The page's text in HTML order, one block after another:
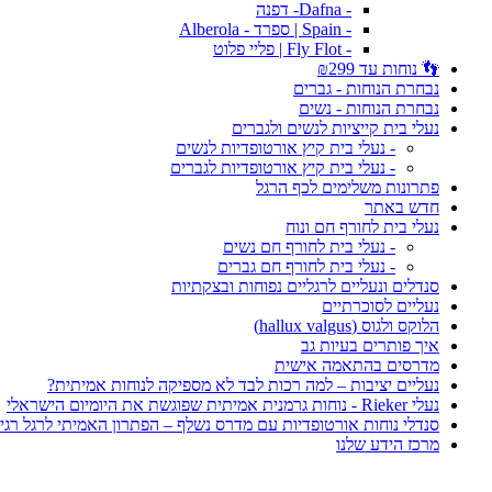
- Dafna- דפנה
- Spain | ספרד - Alberola
- Fly Flot | פליי פלוט
👣 נוחות עד ₪299
נבחרת הנוחות - גברים
נבחרת הנוחות - נשים
נעלי בית קייציות לנשים ולגברים
- נעלי בית קיץ אורטופדיות לנשים
- נעלי בית קיץ אורטופדיות לגברים
פתרונות משלימים לכף הרגל
חדש באתר
נעלי בית לחורף חם ונוח
- נעלי בית לחורף חם נשים
- נעלי בית לחורף חם גברים
סנדלים ונעליים לרגליים נפוחות ובצקתיות
נעליים לסוכרתיים
הלוקס ולגוס (hallux valgus)
איך פותרים בעיות גב
מדרסים בהתאמה אישית
נעליים יציבות – למה רכות לבד לא מספיקה לנוחות אמיתית?
נעלי Rieker - נוחות גרמנית אמיתית שפוגשת את היומיום הישראלי
סנדלי נוחות אורטופדיות עם מדרס נשלף – הפתרון האמיתי לרגל
מרכז הידע שלנו